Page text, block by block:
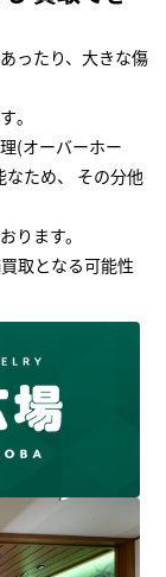
ったり、大きな傷
｡
(オーバーホー
ため、 その分他
ります。
取となる可能性